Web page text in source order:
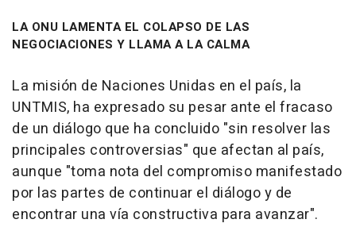
LA ONU LAMENTA EL COLAPSO DE LAS
NEGOCIACIONES Y LLAMA A LA CALMA
La misión de Naciones Unidas en el país, la
UNTMIS, ha expresado su pesar ante el fracaso
de un diálogo que ha concluido "sin resolver las
principales controversias" que afectan al país,
aunque "toma nota del compromiso manifestado
por las partes de continuar el diálogo y de
encontrar una vía constructiva para avanzar".